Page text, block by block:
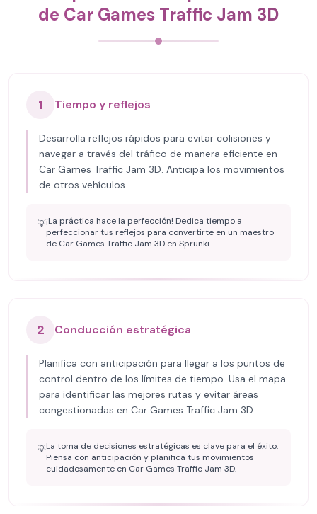
de Car Games Traffic Jam 3D
1 Tiempo y reflejos
Desarrolla reflejos rápidos para evitar colisiones y
navegar a través del tráfico de manera eficiente en
Car Games Traffic Jam 3D. Anticipa los movimientos
de otros vehículos.
💡¡La práctica hace la perfección! Dedica tiempo a
perfeccionar tus reflejos para convertirte en un maestro
de Car Games Traffic Jam 3D en Sprunki.
2 Conducción estratégica
Planifica con anticipación para llegar a los puntos de
control dentro de los límites de tiempo. Usa el mapa
para identificar las mejores rutas y evitar áreas
congestionadas en Car Games Traffic Jam 3D.
💡La toma de decisiones estratégicas es clave para el éxito.
Piensa con anticipación y planifica tus movimientos
cuidadosamente en Car Games Traffic Jam 3D.